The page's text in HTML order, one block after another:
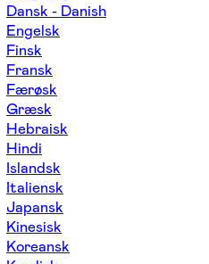
Dansk - Danish
Engelsk
Finsk
Fransk
Færøsk
Græsk
Hebraisk
Hindi
Islandsk
Italiensk
Japansk
Kinesisk
Koreansk